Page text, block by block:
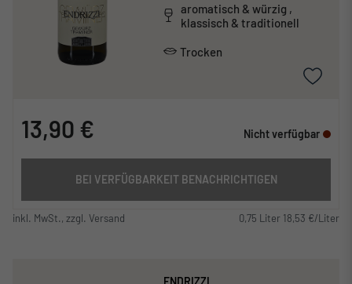
aromatisch & würzig ,
klassisch & traditionell
Trocken
13,90 € Nicht verfügbar
BEI VERFÜGBARKEIT BENACHRICHTIGEN
inkl. MwSt., zzgl. Versand 0,75 Liter 18,53 €/Liter
ENDRIZZI